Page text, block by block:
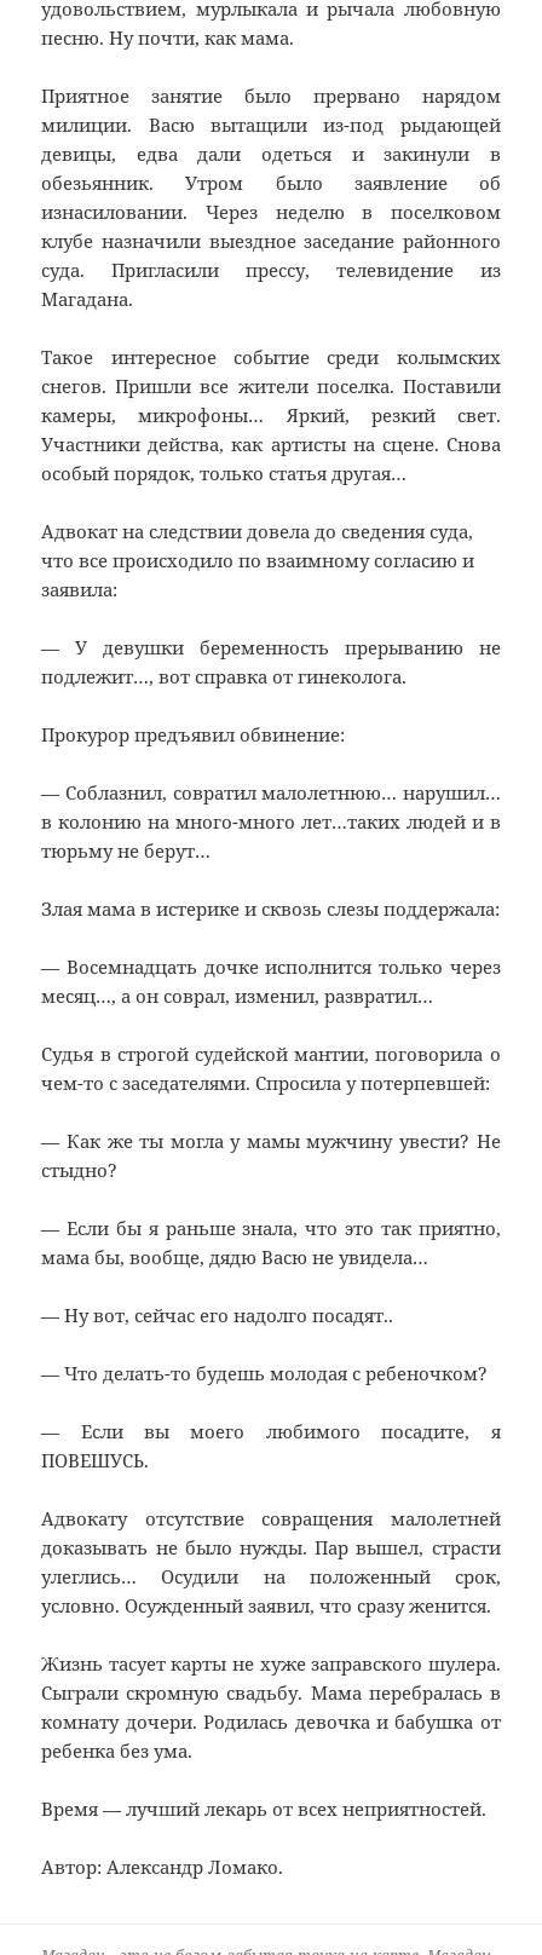
удовольствием, мурлыкала и рычала любовную
песню. Ну почти, как мама.
Приятное занятие было прервано нарядом
милиции. Васю вытащили из-под рыдающей
девицы, едва дали одеться и закинули в
обезьянник. Утром было заявление об
изнасиловании. Через неделю в поселковом
клубе назначили выездное заседание районного
суда. Пригласили прессу, телевидение из
Магадана.
Такое интересное событие среди колымских
снегов. Пришли все жители поселка. Поставили
камеры, микрофоны… Яркий, резкий свет.
Участники действа, как артисты на сцене. Снова
особый порядок, только статья другая…
Адвокат на следствии довела до сведения суда,
что все происходило по взаимному согласию и
заявила:
— У девушки беременность прерыванию не
подлежит…, вот справка от гинеколога.
Прокурор предъявил обвинение:
— Соблазнил, совратил малолетнюю… нарушил…
в колонию на много-много лет…таких людей и в
тюрьму не берут…
Злая мама в истерике и сквозь слезы поддержала:
— Восемнадцать дочке исполнится только через
месяц…, а он соврал, изменил, развратил…
Судья в строгой судейской мантии, поговорила о
чем-то с заседателями. Спросила у потерпевшей:
— Как же ты могла у мамы мужчину увести? Не
стыдно?
— Если бы я раньше знала, что это так приятно,
мама бы, вообще, дядю Васю не увидела…
— Ну вот, сейчас его надолго посадят..
— Что делать-то будешь молодая с ребеночком?
— Если вы моего любимого посадите, я
ПОВЕШУСЬ.
Адвокату отсутствие совращения малолетней
доказывать не было нужды. Пар вышел, страсти
улеглись… Осудили на положенный срок,
условно. Осужденный заявил, что сразу женится.
Жизнь тасует карты не хуже заправского шулера.
Сыграли скромную свадьбу. Мама перебралась в
комнату дочери. Родилась девочка и бабушка от
ребенка без ума.
Время — лучший лекарь от всех неприятностей.
Автор: Александр Ломако.